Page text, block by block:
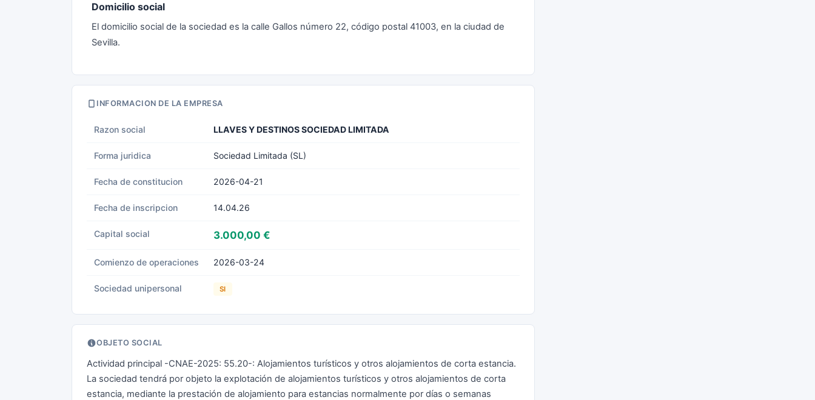
Domicilio social
El domicilio social de la sociedad es la calle Gallos número 22, código postal 41003, en la ciudad de
Sevilla.
INFORMACION DE LA EMPRESA
Razon social LLAVES Y DESTINOS SOCIEDAD LIMITADA
Forma juridica Sociedad Limitada (SL)
Fecha de constitucion 2026-04-21
Fecha de inscripcion 14.04.26
Capital social 3.000,00 €
Comienzo de operaciones 2026-03-24
Sociedad unipersonal SI
OBJETO SOCIAL
Actividad principal -CNAE-2025: 55.20-: Alojamientos turísticos y otros alojamientos de corta estancia.
La sociedad tendrá por objeto la explotación de alojamientos turísticos y otros alojamientos de corta
estancia, mediante la prestación de alojamiento para estancias normalmente por días o semanas